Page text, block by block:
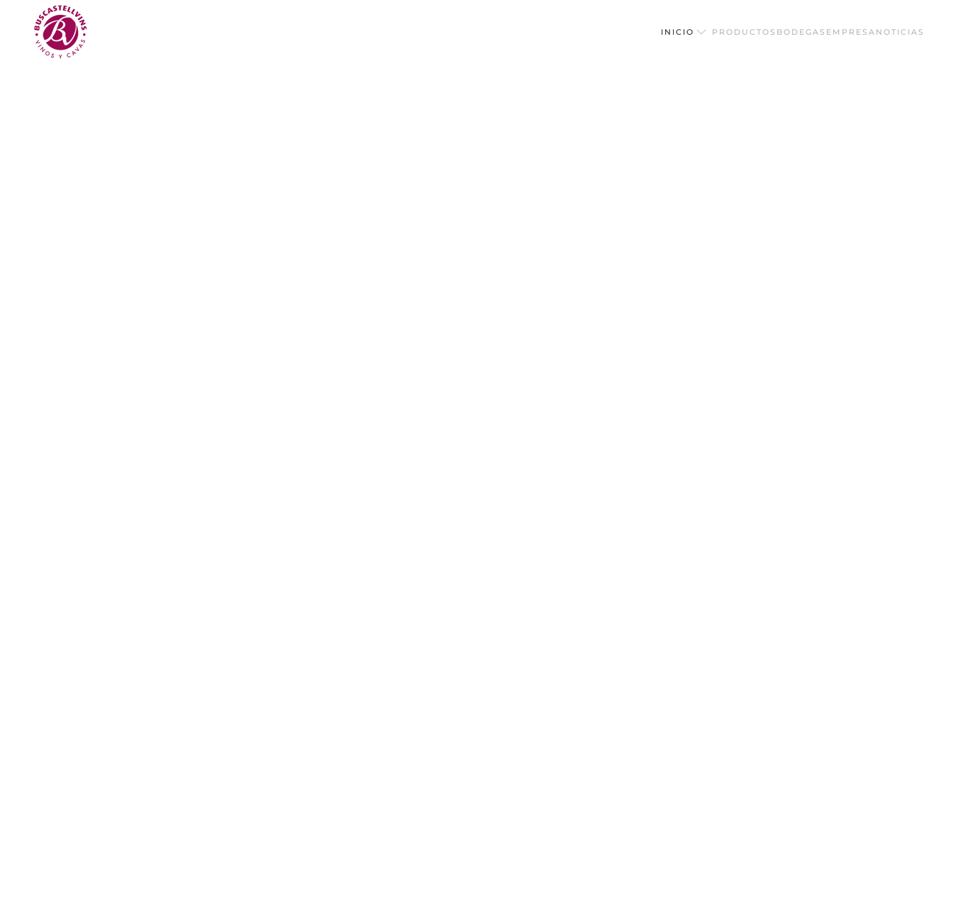
Skip to main content INICIO PRODUCTOS BODEGAS EMPRESA NOTICIAS